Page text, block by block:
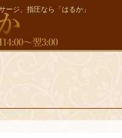
ージ、指圧なら「はるか」